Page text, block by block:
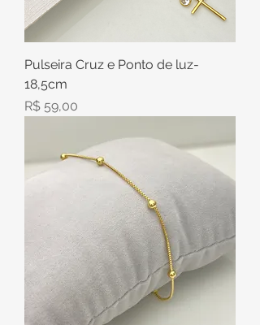
Pulseira Cruz e Ponto de luz-
18,5cm
Preço
R$ 59,00